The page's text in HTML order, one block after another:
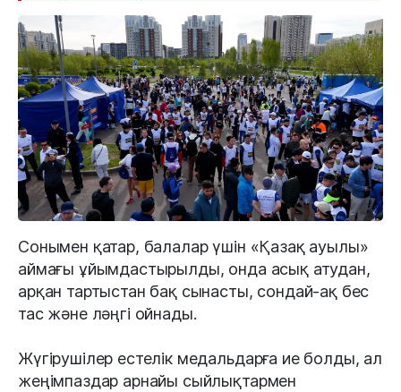
Сонымен қатар, балалар үшін «Қазақ ауылы»
аймағы ұйымдастырылды, онда асық атудан,
арқан тартыстан бақ сынасты, сондай-ақ бес
тас және ләңгі ойнады.
Жүгірушілер естелік медальдарға ие болды, ал
жеңімпаздар арнайы сыйлықтармен